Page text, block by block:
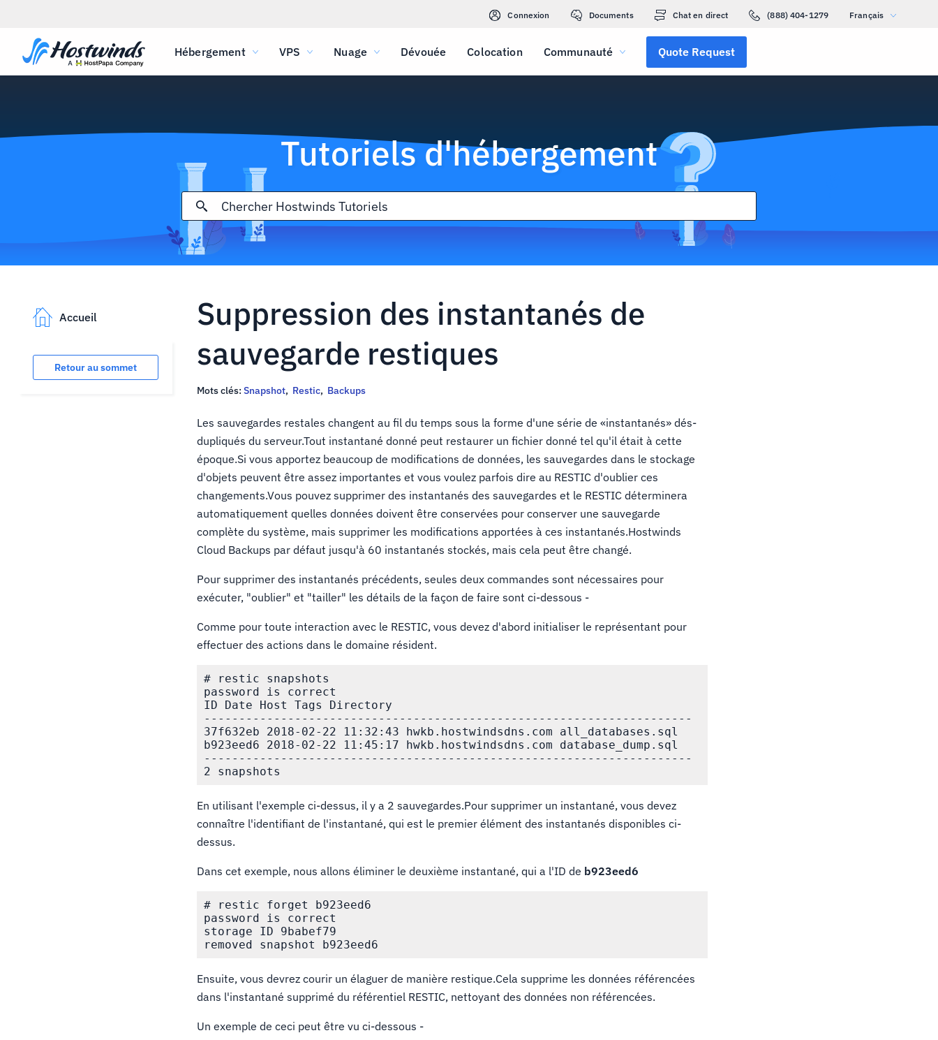
Connexion Documents Chat en direct (888) 404-1279 Français
Hébergement VPS Nuage Dévouée Colocation Communauté Quote Request
Tutoriels d'hébergement
Accueil
Retour au sommet
Suppression des instantanés de
sauvegarde restiques
Mots clés: Snapshot, Restic, Backups
Les sauvegardes restales changent au fil du temps sous la forme d'une série de «instantanés» dés-
dupliqués du serveur.Tout instantané donné peut restaurer un fichier donné tel qu'il était à cette
époque.Si vous apportez beaucoup de modifications de données, les sauvegardes dans le stockage
d'objets peuvent être assez importantes et vous voulez parfois dire au RESTIC d'oublier ces
changements.Vous pouvez supprimer des instantanés des sauvegardes et le RESTIC déterminera
automatiquement quelles données doivent être conservées pour conserver une sauvegarde
complète du système, mais supprimer les modifications apportées à ces instantanés.Hostwinds
Cloud Backups par défaut jusqu'à 60 instantanés stockés, mais cela peut être changé.
Pour supprimer des instantanés précédents, seules deux commandes sont nécessaires pour
exécuter, "oublier" et "tailler" les détails de la façon de faire sont ci-dessous -
Comme pour toute interaction avec le RESTIC, vous devez d'abord initialiser le représentant pour
effectuer des actions dans le domaine résident.
# restic snapshots
password is correct
ID Date Host Tags Directory
----------------------------------------------------------------------
37f632eb 2018-02-22 11:32:43 hwkb.hostwindsdns.com all_databases.sql
b923eed6 2018-02-22 11:45:17 hwkb.hostwindsdns.com database_dump.sql
----------------------------------------------------------------------
En utilisant l'exemple ci-dessus, il y a 2 sauvegardes.Pour supprimer un instantané, vous devez
connaître l'identifiant de l'instantané, qui est le premier élément des instantanés disponibles ci-
dessus.
Dans cet exemple, nous allons éliminer le deuxième instantané, qui a l'ID de b923eed6
# restic forget b923eed6
password is correct
storage ID 9babef79
Ensuite, vous devrez courir un élaguer de manière restique.Cela supprime les données référencées
dans l'instantané supprimé du référentiel RESTIC, nettoyant des données non référencées.
Un exemple de ceci peut être vu ci-dessous -